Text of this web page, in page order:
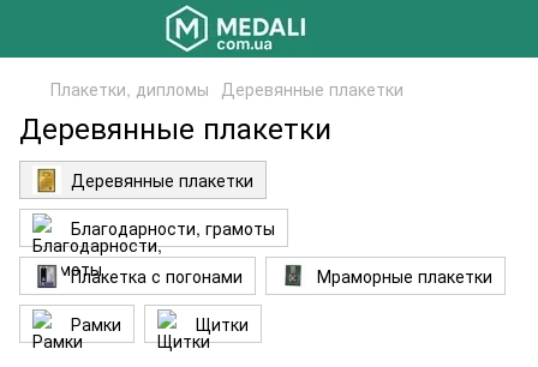
Плакетки, дипломы Деревянные плакетки
Деревянные плакетки
Деревянные плакетки
Благодарности, грамоты
Плакетка с погонами
Мраморные плакетки
Рамки
Щитки